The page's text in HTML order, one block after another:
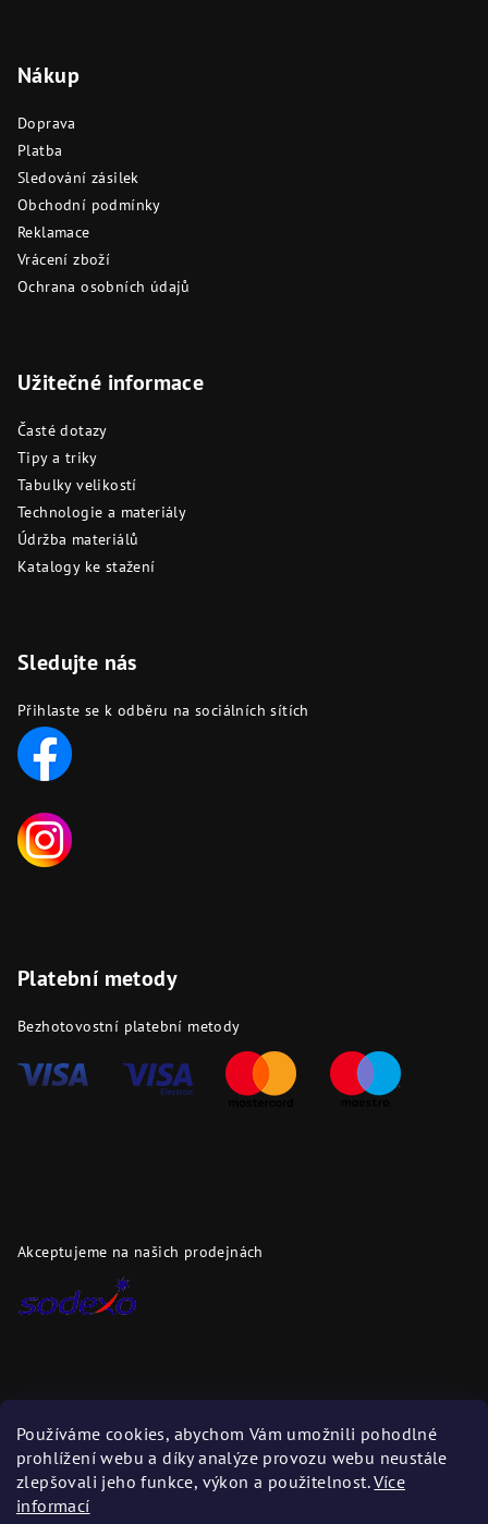
Používáme cookies, abychom Vám umožnili pohodlné
prohlížení webu a díky analýze provozu webu neustále
zlepšovali jeho funkce, výkon a použitelnost.Více
informací
Nákup
Doprava
Platba
Sledování zásilek
Obchodní podmínky
Reklamace
Vrácení zboží
Ochrana osobních údajů
Užitečné informace
Časté dotazy
Tipy a triky
Tabulky velikostí
Technologie a materiály
Údržba materiálů
Katalogy ke stažení
Sledujte nás
Přihlaste se k odběru na sociálních sítích
Platební metody
Bezhotovostní platební metody
Akceptujeme na našich prodejnách
Zboží zasíláme těmito dopravci